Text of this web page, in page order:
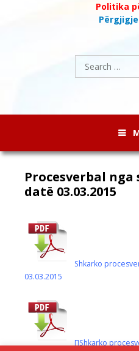
Politika
Search
for:
Procesverbal nga
datë 03.03.2015
Shkarko
03.03.2015
ПShkarko